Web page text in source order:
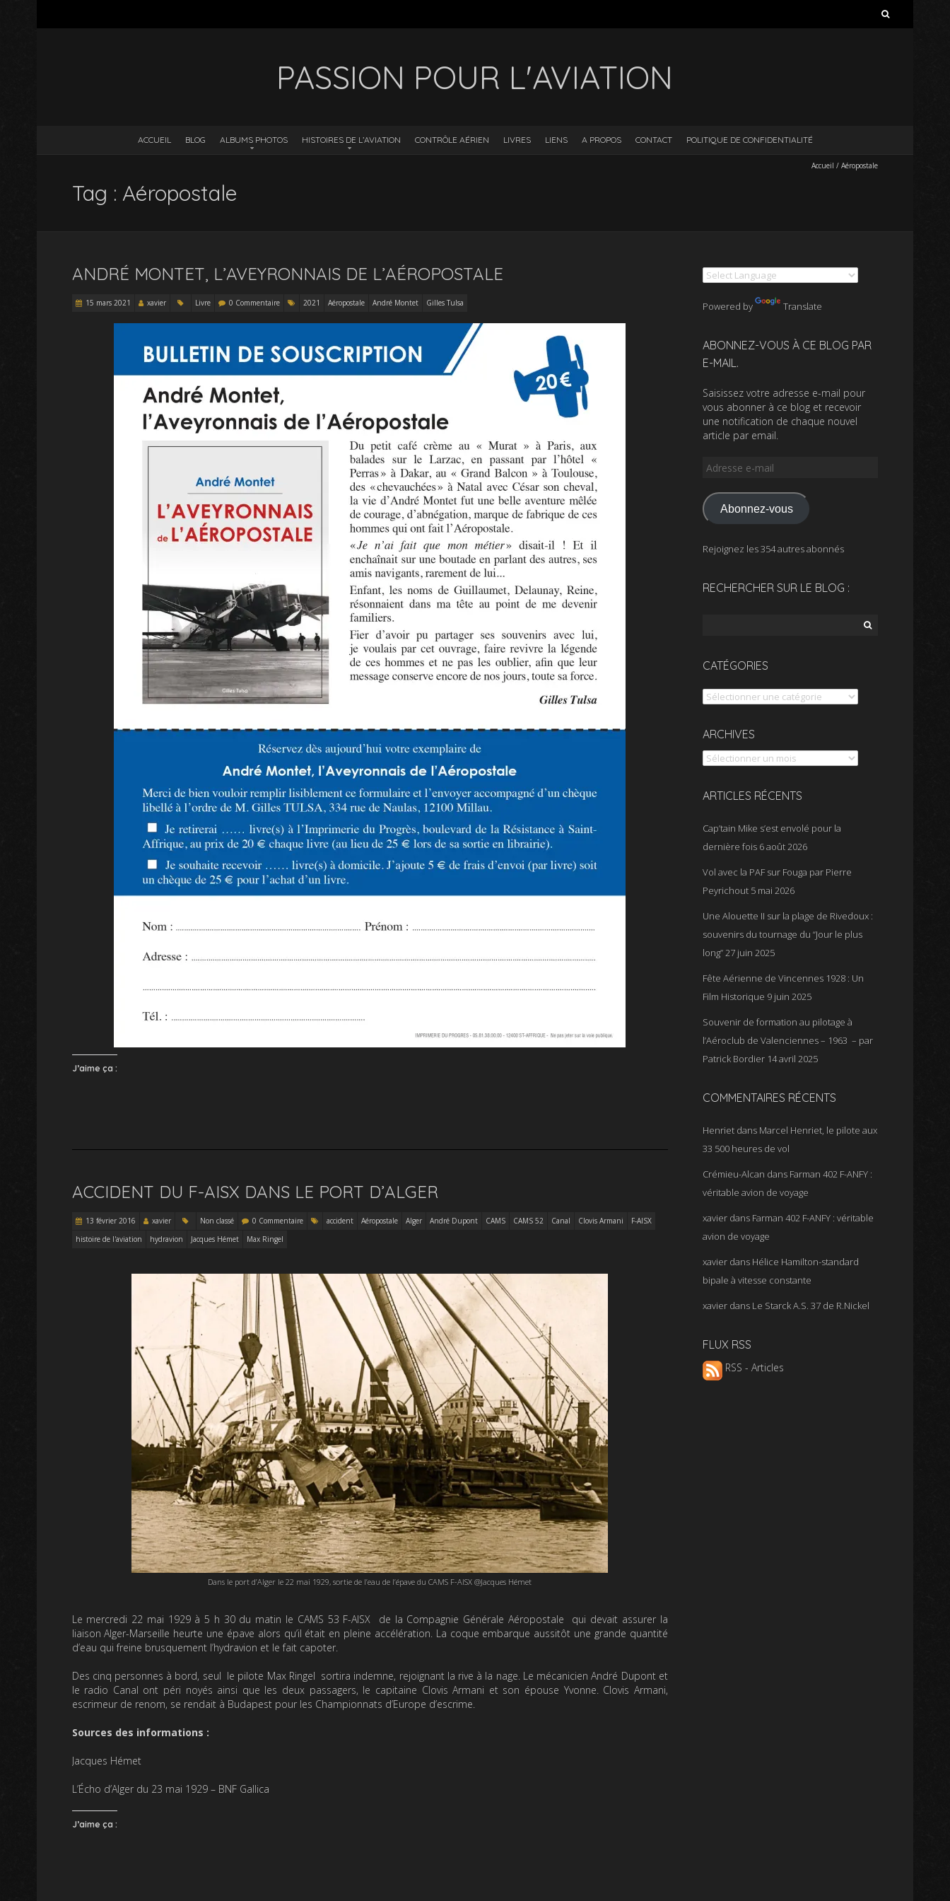
PASSION POUR L'AVIATION
ACCUEIL BLOG ALBUMS PHOTOS HISTOIRES DE L’AVIATION CONTRÔLE AÉRIEN LIVRES LIENS A PROPOS CONTACT POLITIQUE DE CONFIDENTIALITÉ
Accueil /Aéropostale
Tag : Aéropostale
ANDRÉ MONTET, L’AVEYRONNAIS DE L’AÉROPOSTALE
15 mars 2021 xavier Livre 0 Commentaire 2021 Aéropostale André Montet Gilles Tulsa
J’aime ça :
ACCIDENT DU F-AISX DANS LE PORT D’ALGER
13 février 2016 xavier Non classé 0 Commentaire accident Aéropostale Alger André Dupont CAMS CAMS 52 Canal Clovis Armani
F-AISX
histoire de l'aviation
hydravion Jacques Hémet Max Ringel
Dans le port d’Alger le 22 mai 1929, sortie de l’eau de l’épave du CAMS F-AISX @Jacques Hémet
Le mercredi 22 mai 1929 à 5 h 30 du matin le CAMS 53 F-AISX de la Compagnie Générale Aéropostale qui devait assurer la
liaison Alger-Marseille heurte une épave alors qu’il était en pleine accélération. La coque embarque aussitôt une grande quantité
d’eau qui freine brusquement l’hydravion et le fait capoter.
Des cinq personnes à bord, seul le pilote Max Ringel sortira indemne, rejoignant la rive à la nage. Le mécanicien André Dupont et
le radio Canal ont péri noyés ainsi que les deux passagers, le capitaine Clovis Armani et son épouse Yvonne. Clovis Armani,
escrimeur de renom, se rendait à Budapest pour les Championnats d’Europe d’escrime.
Sources des informations :
Jacques Hémet
L’Écho d’Alger du 23 mai 1929 – BNF Gallica
J’aime ça :
Powered by Translate
ABONNEZ-VOUS À CE BLOG PAR
E-MAIL.
Saisissez votre adresse e-mail pour
vous abonner à ce blog et recevoir
une notification de chaque nouvel
article par email.
Adresse
mail
Abonnez-vous
Rejoignez les 354 autres abonnés
RECHERCHER SUR LE BLOG :
CATÉGORIES
Catégories
ARCHIVES
Archives
ARTICLES RÉCENTS
Cap’tain Mike s’est envolé pour la
dernière fois 6 août 2026
Vol avec la PAF sur Fouga par Pierre
Peyrichout 5 mai 2026
Une Alouette II sur la plage de Rivedoux :
souvenirs du tournage du “Jour le plus
long”27 juin 2025
Fête Aérienne de Vincennes 1928 : Un
Film Historique 9 juin 2025
Souvenir de formation au pilotage à
l’Aéroclub de Valenciennes – 1963 – par
Patrick Bordier 14 avril 2025
COMMENTAIRES RÉCENTS
Henriet dans Marcel Henriet, le pilote aux
33 500 heures de vol
Crémieu-Alcan dans Farman 402 F-ANFY :
véritable avion de voyage
xavier dans Farman 402 F-ANFY : véritable
avion de voyage
xavier dans Hélice Hamilton-standard
bipale à vitesse constante
xavier dans Le Starck A.S. 37 de R.Nickel
FLUX RSS
RSS - Articles